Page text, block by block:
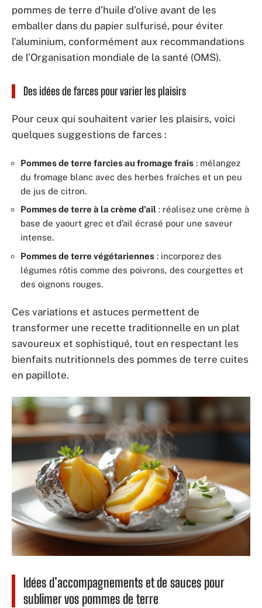
pommes de terre d’huile d’olive avant de les
emballer dans du papier sulfurisé, pour éviter
l’aluminium, conformément aux recommandations
de l’Organisation mondiale de la santé (OMS).
Des idées de farces pour varier les plaisirs
Pour ceux qui souhaitent varier les plaisirs, voici
quelques suggestions de farces :
Pommes de terre farcies au fromage frais : mélangez
du fromage blanc avec des herbes fraîches et un peu
de jus de citron.
Pommes de terre à la crème d’ail : réalisez une crème à
base de yaourt grec et d’ail écrasé pour une saveur
intense.
Pommes de terre végétariennes : incorporez des
légumes rôtis comme des poivrons, des courgettes et
des oignons rouges.
Ces variations et astuces permettent de
transformer une recette traditionnelle en un plat
savoureux et sophistiqué, tout en respectant les
bienfaits nutritionnels des pommes de terre cuites
en papillote.
Idées d’accompagnements et de sauces pour
sublimer vos pommes de terre